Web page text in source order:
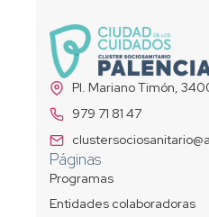
Pl. Mariano Timón,
979 71 81 47
Páginas
Programas
Entidades colaboradoras